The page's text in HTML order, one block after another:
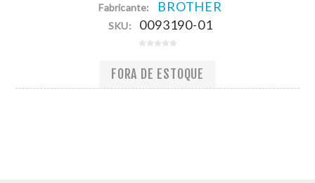
Fabricante: BROTHER
SKU: 0093190-01
FORA DE ESTOQUE